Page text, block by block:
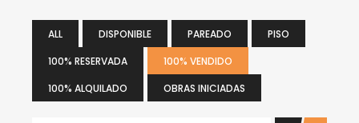
ALL DISPONIBLE PAREADO
PISO
100% RESERVADA
100% VENDIDO
100% ALQUILADO
OBRAS INICIADAS